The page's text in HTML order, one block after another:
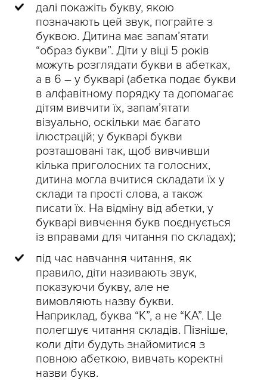
далі покажіть букву, якою
позначають цей звук, пограйте з
буквою. Дитина має запам’ятати
“образ букви”. Діти у віці 5 років
можуть розглядати букви в абетках,
а в 6 – у букварі (абетка подає букви
в алфавітному порядку та допомагає
дітям вивчити їх, запам’ятати
візуально, оскільки має багато
ілюстрацій; у букварі букви
розташовані так, щоб вивчивши
кілька приголосних та голосних,
дитина могла вчитися складати їх у
склади та прості слова, а також
писати їх. На відміну від абетки, у
букварі вивчення букв поєднується
із вправами для читання по складах);
під час навчання читання, як
правило, діти називають звук,
показуючи букву, але не
вимовляють назву букви.
Наприклад, буква “К”, а не “КА”. Це
полегшує читання складів. Пізніше,
коли діти будуть знайомитися з
повною абеткою, вивчать коректні
назви букв.